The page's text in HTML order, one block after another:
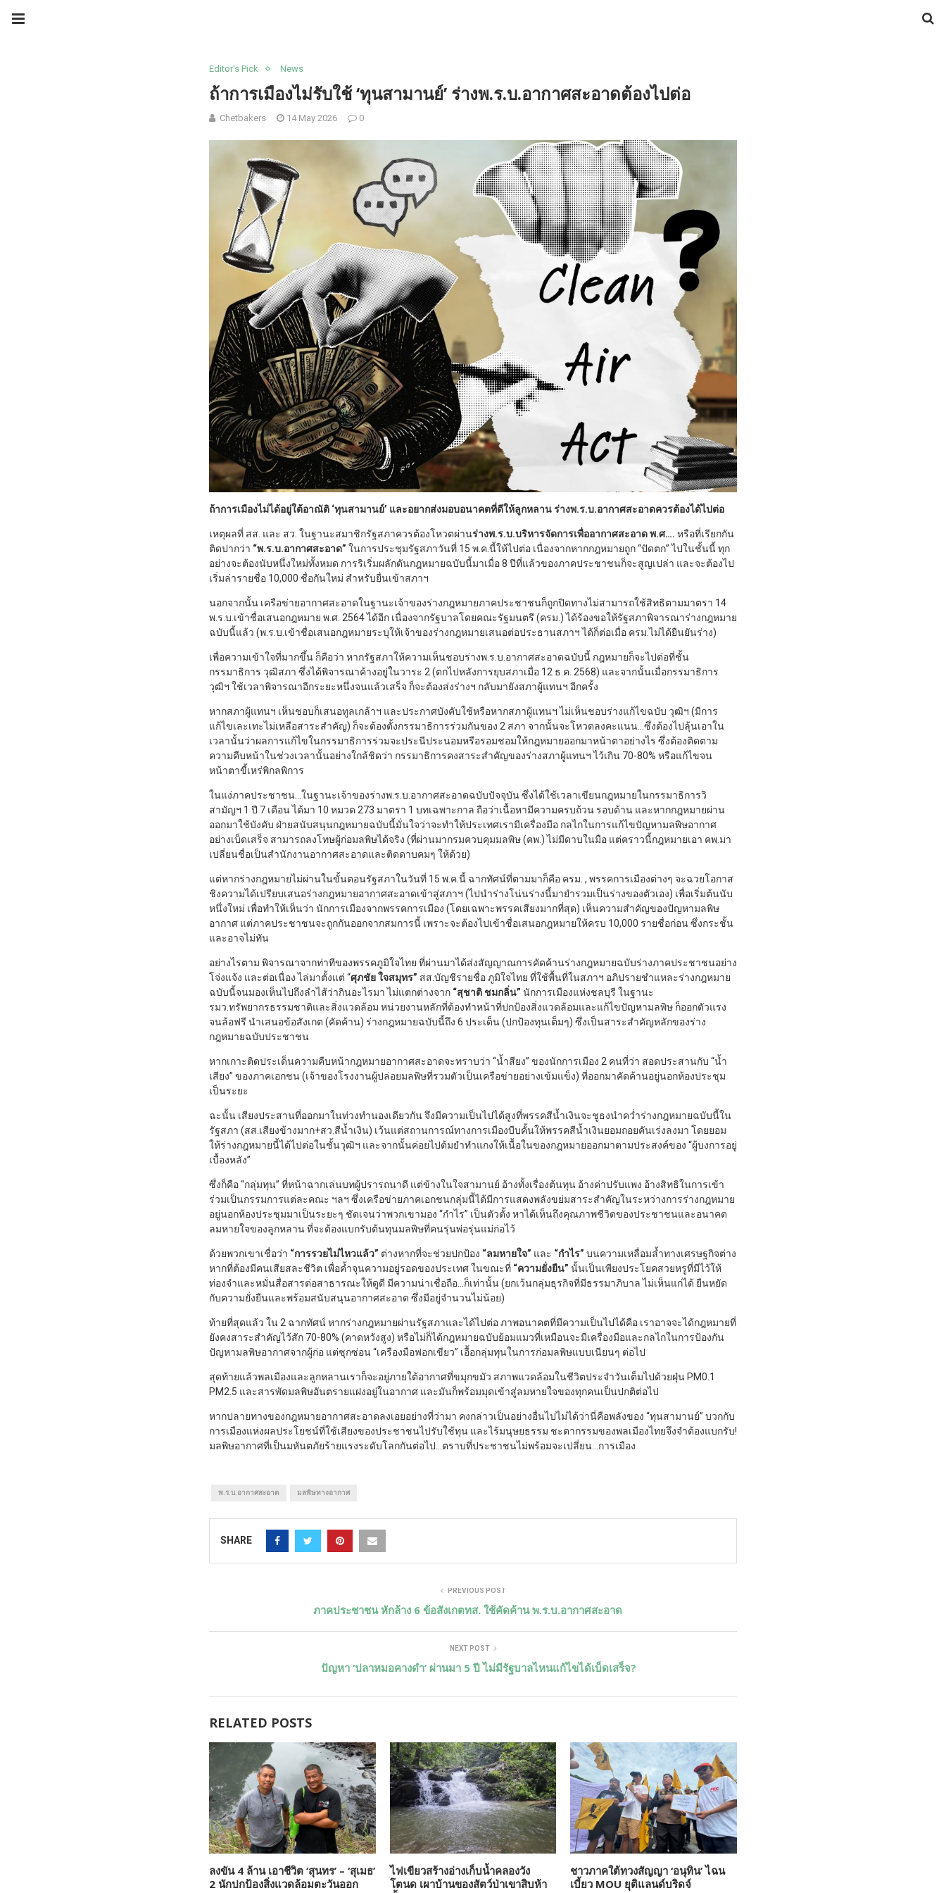
Editor's Pick News
ถ้าการเมืองไม่รับใช้ ‘ทุนสามานย์’ ร่างพ.ร.บ.อากาศสะอาดต้องไปต่อ
Chetbakers 14 May 2026 0
ถ้าการเมืองไม่ได้อยู่ใต้อาณัติ ‘ทุนสามานย์’ และอยากส่งมอบอนาคตที่ดีให้ลูกหลาน ร่างพ.ร.บ.อากาศสะอาดควรต้องได้ไปต่อ
เหตุผลที่ สส. และ สว. ในฐานะสมาชิกรัฐสภาควรต้องโหวตผ่านร่างพ.ร.บ.บริหารจัดการเพื่ออากาศสะอาด พ.ศ…. หรือที่เรียกกัน
ติดปากว่า “พ.ร.บ.อากาศสะอาด” ในการประชุมรัฐสภาวันที่ 15 พ.ค.นี้ให้ไปต่อ เนื่องจากหากกฎหมายถูก “ปัดตก” ไปในชั้นนี้ ทุก
อย่างจะต้องนับหนึ่งใหม่ทั้งหมด การริเริ่มผลักดันกฎหมายฉบับนี้มาเมื่อ 8 ปีที่แล้วของภาคประชาชนก็จะสูญเปล่า และจะต้องไป
เริ่มล่ารายชื่อ 10,000 ชื่อกันใหม่ สำหรับยื่นเข้าสภาฯ
นอกจากนั้น เครือข่ายอากาศสะอาดในฐานะเจ้าของร่างกฎหมายภาคประชาชนก็ถูกปิดทางไม่สามารถใช้สิทธิตามมาตรา 14
พ.ร.บ.เข้าชื่อเสนอกฎหมาย พ.ศ. 2564 ได้อีก เนื่องจากรัฐบาลโดยคณะรัฐมนตรี (ครม.) ได้ร้องขอให้รัฐสภาพิจารณาร่างกฎหมาย
ฉบับนี้แล้ว (พ.ร.บ.เข้าชื่อเสนอกฎหมายระบุให้เจ้าของร่างกฎหมายเสนอต่อประธานสภาฯ ได้ก็ต่อเมื่อ ครม.ไม่ได้ยืนยันร่าง)
เพื่อความเข้าใจที่มากขึ้น ก็คือว่า หากรัฐสภาให้ความเห็นชอบร่างพ.ร.บ.อากาศสะอาดฉบับนี้ กฎหมายก็จะไปต่อที่ชั้น
กรรมาธิการ วุฒิสภา ซึ่งได้พิจารณาค้างอยู่ในวาระ 2 (ตกไปหลังการยุบสภาเมื่อ 12 ธ.ค. 2568) และจากนั้นเมื่อกรรมาธิการ
วุฒิฯ ใช้เวลาพิจารณาอีกระยะหนึ่งจนแล้วเสร็จ ก็จะต้องส่งร่างฯ กลับมายังสภาผู้แทนฯ อีกครั้ง
หากสภาผู้แทนฯ เห็นชอบก็เสนอทูลเกล้าฯ และประกาศบังคับใช้หรือหากสภาผู้แทนฯ ไม่เห็นชอบร่างแก้ไขฉบับ วุฒิฯ (มีการ
แก้ไขเละเทะไม่เหลือสาระสำคัญ) ก็จะต้องตั้งกรรมาธิการร่วมกันของ 2 สภา จากนั้นจะโหวตลงคะแนน…ซึ่งต้องไปลุ้นเอาใน
เวลานั้นว่าผลการแก้ไขในกรรมาธิการร่วมจะประนีประนอมหรือรอมชอมให้กฎหมายออกมาหน้าตาอย่างไร ซึ่งต้องติดตาม
ความคืบหน้าในช่วงเวลานั้นอย่างใกล้ชิดว่า กรรมาธิการคงสาระสำคัญของร่างสภาผู้แทนฯ ไว้เกิน 70-80% หรือแก้ไขจน
หน้าตาขี้เหร่พิกลพิการ
ในแง่ภาคประชาชน…ในฐานะเจ้าของร่างพ.ร.บ.อากาศสะอาดฉบับปัจจุบัน ซึ่งได้ใช้เวลาเขียนกฎหมายในกรรมาธิการวิ
สามัญฯ 1 ปี 7 เดือน ได้มา 10 หมวด 273 มาตรา 1 บทเฉพาะกาล ถือว่าเนื้อหามีความครบถ้วน รอบด้าน และหากกฎหมายผ่าน
ออกมาใช้บังคับ ฝ่ายสนับสนุนกฎหมายฉบับนี้มั่นใจว่าจะทำให้ประเทศเรามีเครื่องมือ กลไกในการแก้ไขปัญหามลพิษอากาศ
อย่างเบ็ดเสร็จ สามารถลงโทษผู้ก่อมลพิษได้จริง (ที่ผ่านมากรมควบคุมมลพิษ (คพ.) ไม่มีดาบในมือ แต่คราวนี้กฎหมายเอา คพ.มา
เปลี่ยนชื่อเป็นสำนักงานอากาศสะอาดและติดดาบคมๆ ให้ด้วย)
แต่หากร่างกฎหมายไม่ผ่านในขั้นตอนรัฐสภาในวันที่ 15 พ.ค.นี้ ฉากทัศน์ที่ตามมาก็คือ ครม. , พรรคการเมืองต่างๆ จะฉวยโอกาส
ชิงความได้เปรียบเสนอร่างกฎหมายอากาศสะอาดเข้าสู่สภาฯ (ไปนำร่างโน่นร่างนี้มายำรวมเป็นร่างของตัวเอง) เพื่อเริ่มต้นนับ
หนึ่งใหม่ เพื่อทำให้เห็นว่า นักการเมืองจากพรรคการเมือง (โดยเฉพาะพรรคเสียงมากที่สุด) เห็นความสำคัญของปัญหามลพิษ
อากาศ แต่ภาคประชาชนจะถูกกันออกจากสมการนี้ เพราะจะต้องไปเข้าชื่อเสนอกฎหมายให้ครบ 10,000 รายชื่อก่อน ซึ่งกระชั้น
และอาจไม่ทัน
อย่างไรตาม พิจารณาจากท่าทีของพรรคภูมิใจไทย ที่ผ่านมาได้ส่งสัญญาณการคัดค้านร่างกฎหมายฉบับร่างภาคประชาชนอย่าง
โจ่งแจ้ง และต่อเนื่อง ไล่มาตั้งแต่ “ศุภชัย ใจสมุทร” สส.บัญชีรายชื่อ ภูมิใจไทย ที่ใช้พื้นที่ในสภาฯ อภิปรายชำแหละร่างกฎหมาย
ฉบับนี้จนมองเห็นไปถึงลำไส้ว่ากินอะไรมา ไม่แตกต่างจาก “สุชาติ ชมกลิ่น” นักการเมืองแห่งชลบุรี ในฐานะ
รมว.ทรัพยากรธรรมชาติและสิ่งแวดล้อม หน่วยงานหลักที่ต้องทำหน้าที่ปกป้องสิ่งแวดล้อมและแก้ไขปัญหามลพิษ ก็ออกตัวแรง
จนล้อฟรี นำเสนอข้อสังเกต (คัดค้าน) ร่างกฎหมายฉบับนี้ถึง 6 ประเด็น (ปกป้องทุนเต็มๆ) ซึ่งเป็นสาระสำคัญหลักของร่าง
กฎหมายฉบับประชาชน
หากเกาะติดประเด็นความคืบหน้ากฎหมายอากาศสะอาดจะทราบว่า “น้ำสียง” ของนักการเมือง 2 คนที่ว่า สอดประสานกับ “น้ำ
เสียง” ของภาคเอกชน (เจ้าของโรงงานผู้ปล่อยมลพิษที่รวมตัวเป็นเครือข่ายอย่างเข้มแข็ง) ที่ออกมาคัดค้านอยู่นอกห้องประชุม
เป็นระยะ
ฉะนั้น เสียงประสานที่ออกมาในท่วงทำนองเดียวกัน จึงมีความเป็นไปได้สูงที่พรรคสีน้ำเงินจะชูธงนำคว่ำร่างกฎหมายฉบับนี้ใน
รัฐสภา (สส.เสียงข้างมาก+สว.สีน้ำเงิน) เว้นแต่สถานการณ์ทางการเมืองบีบคั้นให้พรรคสีน้ำเงินยอมถอยคันเร่งลงมา โดยยอม
ให้ร่างกฎหมายนี้ได้ไปต่อในชั้นวุฒิฯ และจากนั้นค่อยไปต้มยำทำแกงให้เนื้อในของกฎหมายออกมาตามประสงค์ของ “ผู้บงการอยู่
เบื้องหลัง”
ซึ่งก็คือ “กลุ่มทุน” ที่หน้าฉากเล่นบทผู้ปรารถนาดี แต่ข้างในใจสามานย์ อ้างทั้งเรื่องต้นทุน อ้างค่าปรับแพง อ้างสิทธิในการเข้า
ร่วมเป็นกรรมการแต่ละคณะ ฯลฯ ซึ่งเครือข่ายภาคเอกชนกลุ่มนี้ได้มีการแสดงพลังขย่มสาระสำคัญในระหว่างการร่างกฎหมาย
อยู่นอกห้องประชุมมาเป็นระยะๆ ชัดเจนว่าพวกเขามอง “กำไร” เป็นตัวตั้ง หาได้เห็นถึงคุณภาพชีวิตของประชาชนและอนาคต
ลมหายใจของลูกหลาน ที่จะต้องแบกรับต้นทุนมลพิษที่คนรุ่นพ่อรุ่นแม่ก่อไว้
ด้วยพวกเขาเชื่อว่า “การรวยไม่ไหวแล้ว” ต่างหากที่จะช่วยปกป้อง “ลมหายใจ” และ “กำไร” บนความเหลื่อมล้ำทางเศรษฐกิจต่าง
หากที่ต้องมีคนเสียสละชีวิต เพื่อค้ำจุนความอยู่รอดของประเทศ ในขณะที่ “ความยั่งยืน” นั้นเป็นเพียงประโยคสวยหรูที่มีไว้ให้
ท่องจำและหมั่นสื่อสารต่อสาธารณะให้ดูดี มีความน่าเชื่อถือ…ก็เท่านั้น (ยกเว้นกลุ่มธุรกิจที่มีธรรมาภิบาล ไม่เห็นแก่ได้ ยืนหยัด
กับความยั่งยืนและพร้อมสนับสนุนอากาศสะอาด ซึ่งมีอยู่จำนวนไม่น้อย)
ท้ายที่สุดแล้ว ใน 2 ฉากทัศน์ หากร่างกฎหมายผ่านรัฐสภาและได้ไปต่อ ภาพอนาคตที่มีความเป็นไปได้คือ เราอาจจะได้กฎหมายที่
ยังคงสาระสำคัญไว้สัก 70-80% (คาดหวังสูง) หรือไม่ก็ได้กฎหมายฉบับย้อมแมวที่เหมือนจะมีเครื่องมือและกลไกในการป้องกัน
ปัญหามลพิษอากาศจากผู้ก่อ แต่ซุกซ่อน “เครืองมือฟอกเขียว” เอื้อกลุ่มทุนในการก่อมลพิษแบบเนียนๆ ต่อไป
สุดท้ายแล้วพลเมืองและลูกหลานเราก็จะอยู่ภายใต้อากาศที่ขมุกขมัว สภาพแวดล้อมในชีวิตประจำวันเต็มไปด้วยฝุ่น PM0.1
PM2.5 และสารพัดมลพิษอันตรายแฝงอยู่ในอากาศ และมันก็พร้อมมุดเข้าสู่ลมหายใจของทุกคนเป็นปกติต่อไป
หากปลายทางของกฎหมายอากาศสะอาดลงเอยอย่างที่ว่ามา คงกล่าวเป็นอย่างอื่นไปไม่ได้ว่านี่คือพลังของ “ทุนสามานย์” บวกกับ
การเมืองแห่งผลประโยชน์ที่ใช้เสียงของประชาชนไปรับใช้ทุน และไร้มนุษยธรรม ชะตากรรมของพลเมืองไทยจึงจำต้องแบกรับ!
มลพิษอากาศที่เป็นมหันตภัยร้ายแรงระดับโลกกันต่อไป…ตราบที่ประชาชนไม่พร้อมจะเปลี่ยน…การเมือง
พ.ร.บ.อากาศสะอาด มลพิษทางอากาศ
SHARE
PREVIOUS POST
ภาคประชาชน หักล้าง 6 ข้อสังเกตทส. ใช้คัดค้าน พ.ร.บ.อากาศสะอาด
NEXT POST
ปัญหา ‘ปลาหมอคางดำ’ ผ่านมา 5 ปี ไม่มีรัฐบาลไหนแก้ไขได้เบ็ดเสร็จ?
RELATED POSTS
ลงขัน 4 ล้าน เอาชีวิต ‘สุนทร’ – ‘สุเมธ’
2 นักปกป้องสิ่งแวดล้อมตะวันออก
ไฟเขียวสร้างอ่างเก็บน้ำคลองวัง
โตนด เผาบ้านของสัตว์ป่าเขาสิบห้า
ชาวภาคใต้ทวงสัญญา ‘อนุทิน’ ไฉน
เบี้ยว MOU ยุติแลนด์บริดจ์